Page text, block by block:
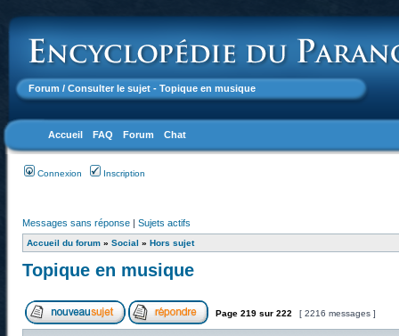
Forum / Consulter le sujet - Topique en musique
Accueil FAQ Forum Chat
Connexion Inscription
Messages sans réponse | Sujets actifs
Accueil du forum » Social » Hors sujet
Topique en musique
Page 219 sur 222 [ 2216 messages ]